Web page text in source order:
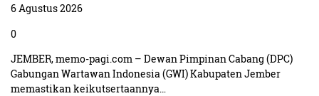
6 Agustus 2026
0
JEMBER, memo-pagi.com – Dewan Pimpinan Cabang (DPC)
Gabungan Wartawan Indonesia (GWI) Kabupaten Jember
memastikan keikutsertaannya…